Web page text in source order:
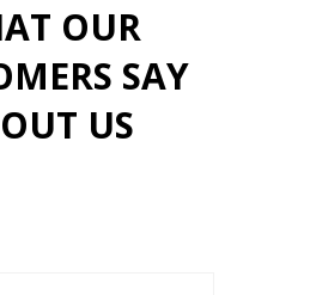
OUR
SAY
US